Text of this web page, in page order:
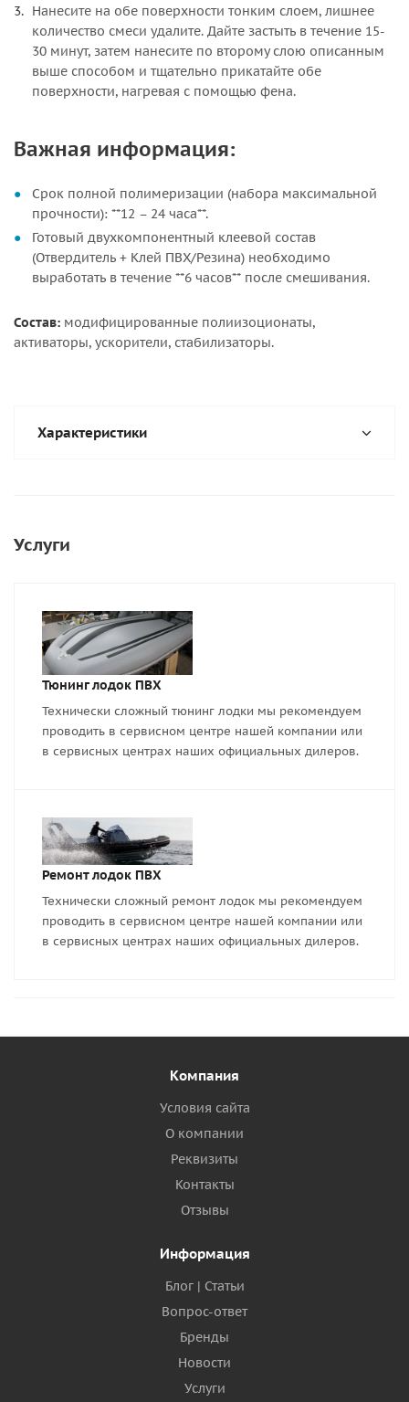
Нанесите на обе поверхности тонким слоем, лишнее
количество смеси удалите. Дайте застыть в течение 15-
30 минут, затем нанесите по второму слою описанным
выше способом и тщательно прикатайте обе
поверхности, нагревая с помощью фена.
Важная информация:
Срок полной полимеризации (набора максимальной
прочности): **12 – 24 часа**.
Готовый двухкомпонентный клеевой состав
(Отвердитель + Клей ПВХ/Резина) необходимо
выработать в течение **6 часов** после смешивания.
Состав: модифицированные полиизоционаты,
активаторы, ускорители, стабилизаторы.
Характеристики
Услуги
Тюнинг лодок ПВХ
Технически сложный тюнинг лодки мы рекомендуем
проводить в сервисном центре нашей компании или
в сервисных центрах наших официальных дилеров.
Ремонт лодок ПВХ
Технически сложный ремонт лодок мы рекомендуем
проводить в сервисном центре нашей компании или
в сервисных центрах наших официальных дилеров.
Компания
Условия сайта
О компании
Реквизиты
Контакты
Отзывы
Информация
Блог | Статьи
Вопрос-ответ
Бренды
Новости
Услуги